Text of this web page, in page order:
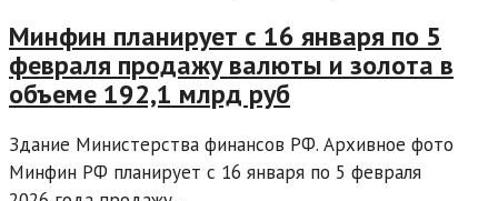
Минфин планирует с 16 января по 5
февраля продажу валюты и золота в
объеме 192,1 млрд руб
Здание Министерства финансов РФ. Архивное фото
Минфин РФ планирует с 16 января по 5 февраля